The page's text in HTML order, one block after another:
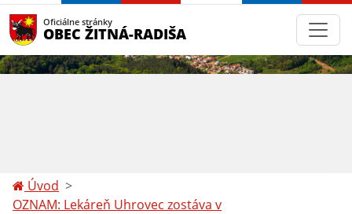
Oficiálne stránky
OBEC ŽITNÁ-RADIŠA
Úvod
OZNAM: Lekáreň Uhrovec zostáva v